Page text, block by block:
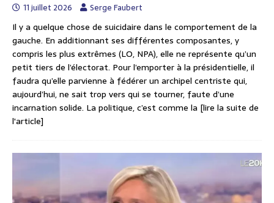
11 juillet 2026 Serge Faubert
Il y a quelque chose de suicidaire dans le comportement de la
gauche. En additionnant ses différentes composantes, y
compris les plus extrêmes (LO, NPA), elle ne représente qu’un
petit tiers de l’électorat. Pour l’emporter à la présidentielle, il
faudra qu’elle parvienne à fédérer un archipel centriste qui,
aujourd’hui, ne sait trop vers qui se tourner, faute d’une
incarnation solide. La politique, c’est comme la [lire la suite de
l'article]